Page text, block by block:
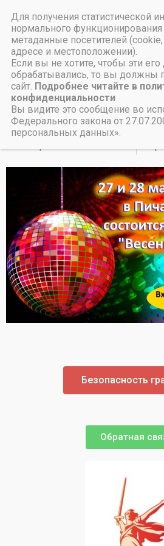
Пичаевский дом культуры
27 марта,
НАЗАД
Безопасность
Обратная
Для получения статистической
нормального функционирования
метаданные посетителей
адресе и местоположении).
Если вы не хотите, чтобы эти
обрабатывались, то вы должны
сайт. Подробнее читайте в
конфиденциальности
Вы видите это сообщение во
Федерального закона от
персональных данных».